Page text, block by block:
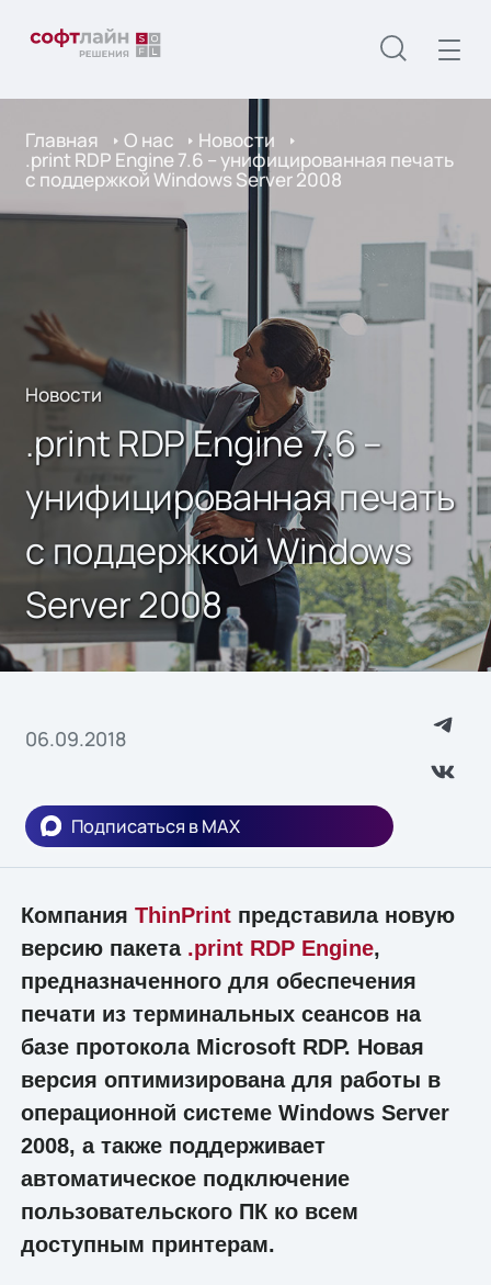
Главная О нас Новости
.print RDP Engine 7.6 – унифицированная печать
с поддержкой Windows Server 2008
Новости
.print RDP Engine 7.6 –
унифицированная печать
с поддержкой Windows
Server 2008
06.09.2018
Подписаться в MAX
Компания ThinPrintпредставила новую
версию пакета .print RDP Engine,
предназначенного для обеспечения
печати из терминальных сеансов на
базе протокола Microsoft RDP. Новая
версия оптимизирована для работы в
операционной системе Windows Server
2008, а также поддерживает
автоматическое подключение
пользовательского ПК ко всем
доступным принтерам.